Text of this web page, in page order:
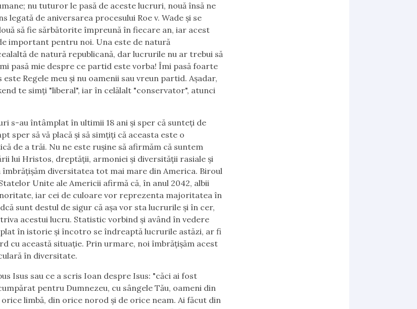
nu tuturor le pasă de aceste lucruri, nouă însă ne
legată de aniversarea procesului Roe v. Wade și se
să fie sărbătorite împreună în fiecare an, iar acest
important pentru noi. Una este de natură
de natură republicană, dar lucrurile nu ar trebui să
pasă mie despre ce partid este vorba! Îmi pasă foarte
este Regele meu și nu oamenii sau vreun partid. Așadar,
te simți "liberal", iar în celălalt "conservator", atunci
s-au întâmplat în ultimii 18 ani și sper că sunteți de
sper să vă placă și să simțiți că aceasta este o
de a trăi. Nu ne este rușine să afirmăm că suntem
lui Hristos, dreptății, armoniei și diversității rasiale și
îmbrățișăm diversitatea tot mai mare din America. Biroul
Unite ale Americii afirmă că, în anul 2042, albii
iar cei de culoare vor reprezenta majoritatea în
sunt destul de sigur că așa vor sta lucrurile și în cer,
acestui lucru. Statistic vorbind și având în vedere
în istorie și încotro se îndreaptă lucrurile astăzi, ar fi
cu această situație. Prin urmare, noi îmbrățișăm acest
în diversitate.
Isus sau ce a scris Ioan despre Isus: "căci ai fost
pentru Dumnezeu, cu sângele Tău, oameni din
limbă, din orice norod și de orice neam. Ai făcut din